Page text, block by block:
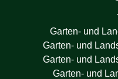
Garten- und
Garten- und
Garten- und
Garten- und